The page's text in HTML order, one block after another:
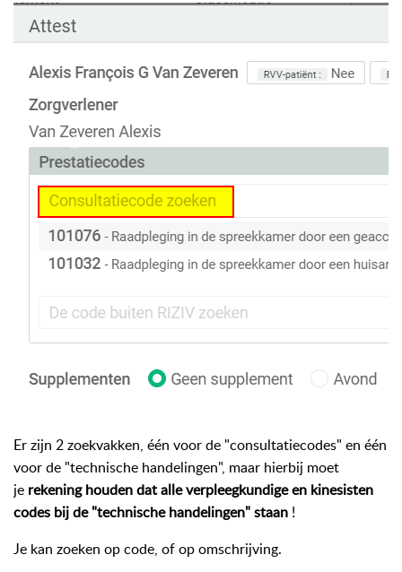
Er zijn 2 zoekvakken, één voor de "consultatiecodes" en één
voor de "technische handelingen", maar hierbij moet
je rekening houden dat alle verpleegkundige en kinesisten
codes bij de "technische handelingen" staan !
Je kan zoeken op code, of op omschrijving.